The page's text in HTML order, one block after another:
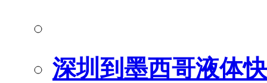
深圳到墨西哥液体